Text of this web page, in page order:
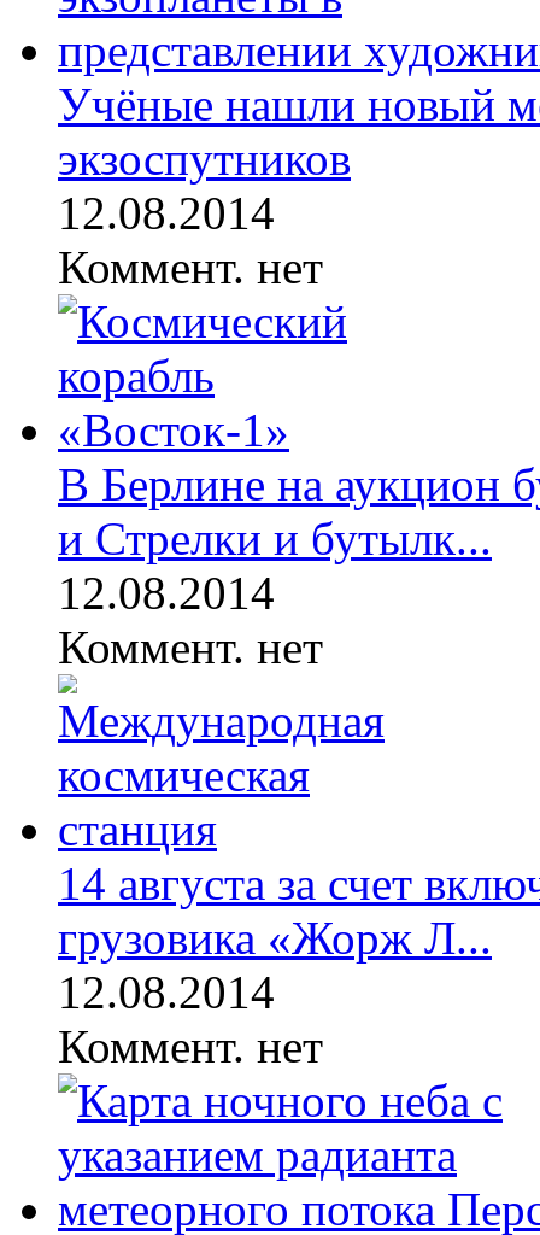
Учёные нашли новый
экзоспутников
12.08.2014
Коммент. нет
В Берлине на аукцион
и Стрелки и бутылк...
12.08.2014
Коммент. нет
14 августа за счет
грузовика «Жорж Л...
12.08.2014
Коммент. нет